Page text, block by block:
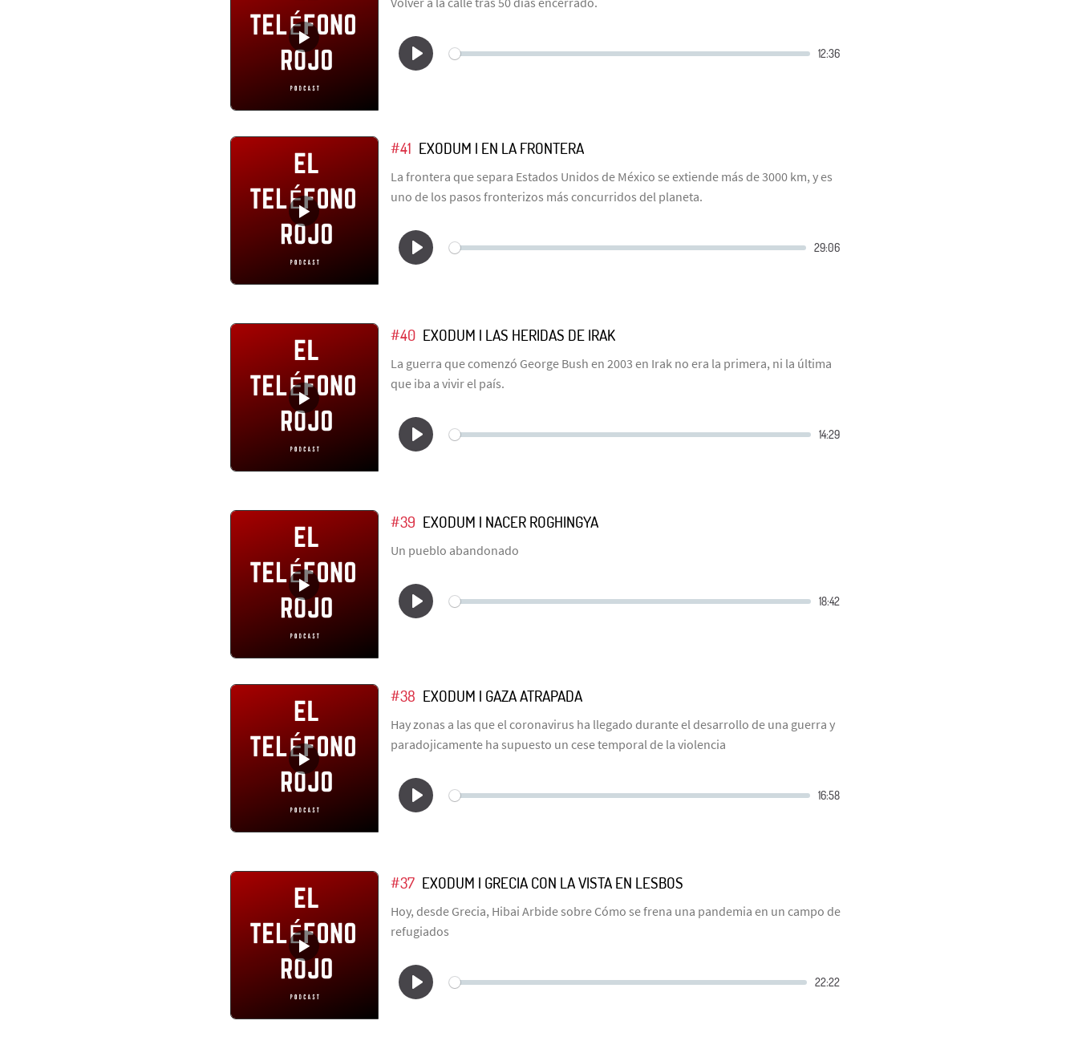
#41 EXODUM | EN LA FRONTERA
La frontera que separa Estados Unidos de México se extiende más de 3000 km, y es
uno de los pasos fronterizos más concurridos del planeta.
#40 EXODUM | LAS HERIDAS DE IRAK
La guerra que comenzó George Bush en 2003 en Irak no era la primera, ni la última
que iba a vivir el país.
#39 EXODUM | NACER ROGHINGYA
Un pueblo abandonado
#38 EXODUM | GAZA ATRAPADA
Hay zonas a las que el coronavirus ha llegado durante el desarrollo de una guerra y
paradojicamente ha supuesto un cese temporal de la violencia
#37 EXODUM | GRECIA CON LA VISTA EN LESBOS
Hoy, desde Grecia, Hibai Arbide sobre Cómo se frena una pandemia en un campo de
refugiados